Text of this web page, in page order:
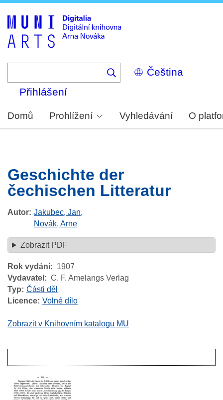
Select
your
Přihlášení
Domů Prohlížení Vyhledávání O
Geschichte der
čechischen Litteratur
Autor Jakubec, Jan,
Novák, Arne
Zobrazit PDF
Rok vydání
1907
Vydavatel
C. F. Amelangs Verlag
Typ
Části děl
Licence Volné dílo
Zobrazit v Knihovním katalogu MU
Image